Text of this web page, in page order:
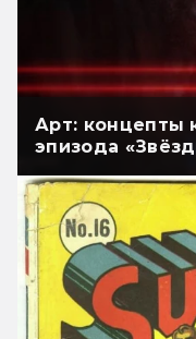
Арт: концепты
эпизода